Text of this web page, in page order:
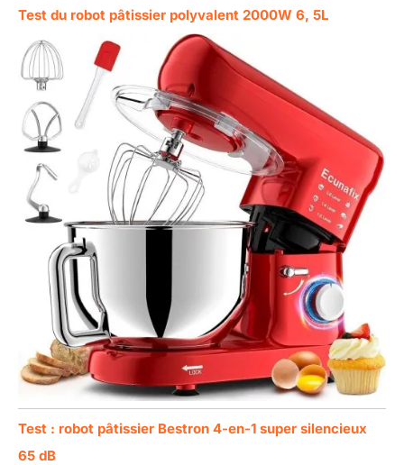
Test du robot pâtissier polyvalent 2000W 6, 5L
Test : robot pâtissier Bestron 4-en-1 super silencieux
65 dB